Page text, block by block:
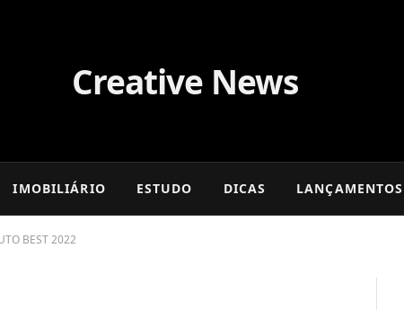
IMOBILIÁRIO ESTUDO DICAS LANÇAMENTOS
BEST 2022